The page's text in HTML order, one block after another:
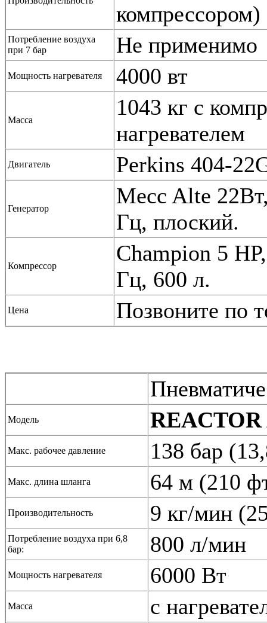
компрессором)
Потребление воздуха
при 7 бар
Не применимо
Мощность нагревателя 4000 вт
Масса
1043 кг с
нагревателем
Двигатель Perkins 404-
Генератор
Mecc Alte
Гц, плоский.
Компрессор
Champion 5
Гц, 600 л.
Цена Позвоните по
Модель REACTOR
Макс. рабочее давление 138 бар
Макс. длина шланга 64 м (210
Производительность 9 кг/мин
Потребление воздуха при 6,8
бар:
800 л/мин
Мощность нагревателя 6000 Вт
Масса с